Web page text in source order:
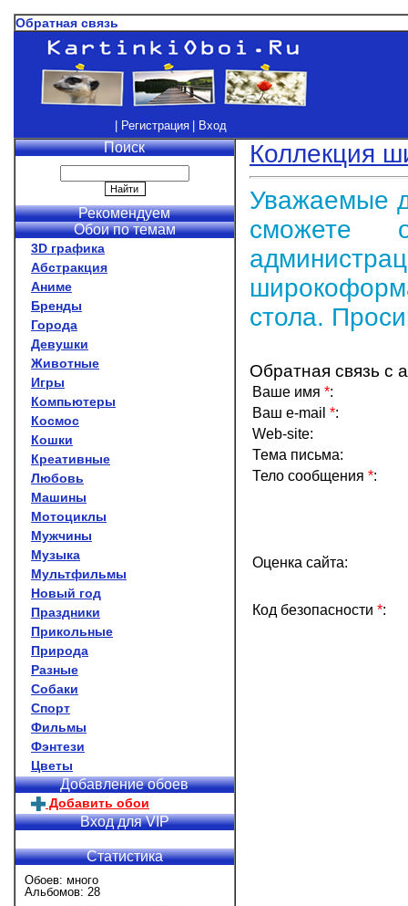
Обратная связь
| Регистрация | Вход
Поиск
Рекомендуем
Обои по темам
3D графика
Абстракция
Аниме
Бренды
Города
Девушки
Животные
Игры
Компьютеры
Космос
Кошки
Креативные
Любовь
Машины
Мотоциклы
Мужчины
Музыка
Мультфильмы
Новый год
Праздники
Прикольные
Природа
Разные
Собаки
Спорт
Фильмы
Фэнтези
Цветы
Добавление обоев
Добавить обои
Вход для VIP
Статистика
Обоев: много
Альбомов: 28
Коллекция
Уважаемые
сможете
стола.
Обратная связь с
Ваше имя *:
Ваш e-mail *:
Web-site:
Тема письма:
Тело сообщения *:
Оценка сайта:
Код безопасности *: